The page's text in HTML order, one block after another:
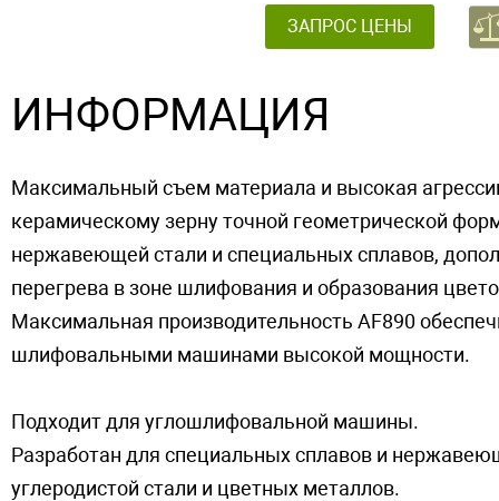
ЗАПРОС ЦЕНЫ
ИНФОРМАЦИЯ
Максимальный съем материала и высокая
керамическому зерну точной геометрической
нержавеющей стали и специальных сплавов,
перегрева в зоне шлифования и образования
Максимальная производительность AF890
шлифовальными машинами высокой мощности.
Подходит для углошлифовальной машины.
Разработан для специальных сплавов и
углеродистой стали и цветных металлов.